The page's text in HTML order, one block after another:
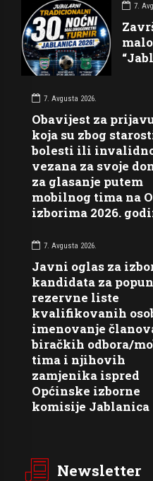
7.
7. Avgusta 2026.
Obavijest za
koja su zbog
bolesti ili
vezana za svoje
za glasanje putem
mobilnog tima na
izborima 2026.
7. Avgusta 2026.
Javni oglas za
kandidata za
rezervne liste
kvalifikovanih
imenovanje
biračkih odbora/
tima i njihovih
zamjenika ispred
Općinske izborne
komisije Jablanica
Newsletter